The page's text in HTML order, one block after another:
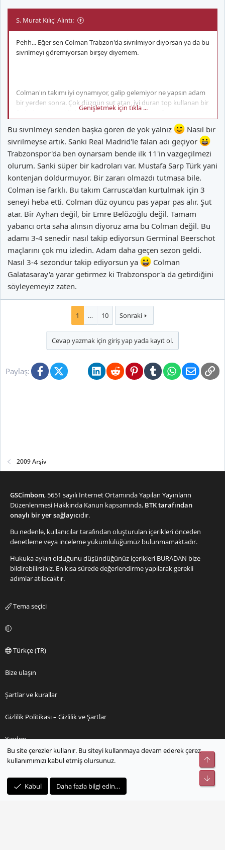
S. Murat Kılıç' Alıntı:
Pehh... Eğer sen Colman Trabzon'da sivrilmiyor diyorsan ya da bu
sivrilmeyi göremiyorsan birşey diyemem.
Colman'ın takımı iyi oynamıyor, galip gelemiyor ne yapsın adam
bir yerden sonra. Çok düzgün şut atan, iyi duran top kullanan bir
futbolcu. Yetenekli de bir adam. Sanki seni Mustafa Sarp
geldiğinde Gs'de oynayabilecek kapasitede bir adam diye mi
düşünüyordun?
Adam Fortis oyuncusu diye geldi derken birden 11'in
vazgeçilmezi oldu. Hemde bunca yıldır farkedilmiyorken öyle mi?
Ben 3-4 senedir bu adamı takip ediyorum ve hepte dikkatimi
çekerdi performansı. Ama adam burada tam bir büyük takım
oyuncusu oldu.
Colman bence orta saha da ki pas alışverişi için çok önemli bir
detay. Eminim ki Gs'de olsa o pas alışverişini Ayhan'dan çok daha
iyi yapar. En azından Ayhan gibi semazenlik yapıp, topu iki-üç kez
dürtüp, savunmada topuk hareketiyle adam geçmeye çalışmaz.
Bu da benden olsun.
Genişletmek için tıkla ...
Bu sivrilmeyi senden başka gören de yok yalnız
Nasıl bir
sivrilmeyse artık. Sanki Real Madrid'le falan adı geçiyor
Trabzonspor'da ben oynarsam bende ilk 11'in vazgeçilmezi
olurum. Sanki süper bir kadroları var. Mustafa Sarp Türk yani
kontenjan doldurmuyor. Bir zararı olmazdı tutmasa bile.
Colman ise farklı. Bu takım Carrusca'dan kurtulmak için 3
seneyi heba etti. Colman düz oyuncu pas yapar pas alır. Şut
atar. Bir Ayhan değil, bir Emre Belözoğlu değil. Tamam
yabancı orta saha alınsın diyoruz ama bu Colman değil. Bu
adamı 3-4 senedir nasıl takip ediyorsun Germinal Beerschot
maçlarını çok mu izledin. Adam daha geçen sezon geldi.
Nasıl 3-4 sezondur takip ediyorsun ya
Colman
Galatasaray'a yarar getirmez ki Trabzonspor'a da getirdiğini
söyleyemeyiz zaten.
1 … 10 Sonraki
Cevap yazmak için giriş yap yada kayıt ol.
Paylaş: FacebookX (Twitter)BlueskyLinkedInRedditPinterestTumblrWhatsApp
E-posta
2009 Arşiv
GSCimbom, 5651 sayılı İnternet Ortamında Yapılan Yayınların
Düzenlenmesi Hakkında Kanun kapsamında, BTK tarafından
onaylı bir yer sağlayıcıdır.
Bu nedenle, kullanıcılar tarafından oluşturulan içerikleri önceden
denetleme veya inceleme yükümlülüğümüz bulunmamaktadır.
Hukuka aykırı olduğunu düşündüğünüz içerikleri BURADAN bize
bildirebilirsiniz. En kısa sürede değerlendirme yapılarak gerekli
adımlar atılacaktır.
Tema seçici
Türkçe (TR)
Bize ulaşın
Şartlar ve kurallar
Gizlilik Politikası – Gizlilik ve Şartlar
Yardım
Ana sayfa
S
S
Bu site çerezler kullanır. Bu siteyi kullanmaya devam ederek çerez
kullanımımızı kabul etmiş olursunuz.
Kabul Daha fazla bilgi edin…